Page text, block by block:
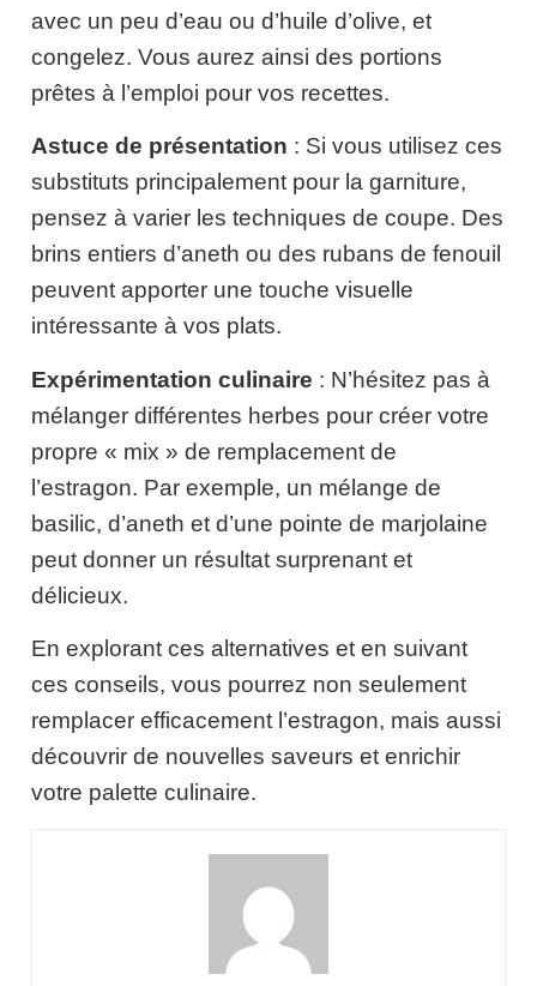
avec un peu d’eau ou d’huile d’olive, et
congelez. Vous aurez ainsi des portions
prêtes à l’emploi pour vos recettes.
Astuce de présentation : Si vous utilisez ces
substituts principalement pour la garniture,
pensez à varier les techniques de coupe. Des
brins entiers d’aneth ou des rubans de fenouil
peuvent apporter une touche visuelle
intéressante à vos plats.
Expérimentation culinaire : N’hésitez pas à
mélanger différentes herbes pour créer votre
propre « mix » de remplacement de
l’estragon. Par exemple, un mélange de
basilic, d’aneth et d’une pointe de marjolaine
peut donner un résultat surprenant et
délicieux.
En explorant ces alternatives et en suivant
ces conseils, vous pourrez non seulement
remplacer efficacement l’estragon, mais aussi
découvrir de nouvelles saveurs et enrichir
votre palette culinaire.